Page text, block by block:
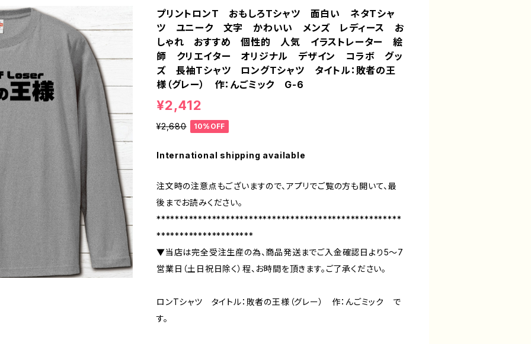
プリントロンT おもしろTシャツ 面白い ネタTシャ
ツ ユニーク 文字 かわいい メンズ レディース お
しゃれ おすすめ 個性的 人気 イラストレーター 絵
師 クリエイター オリジナル デザイン コラボ グッ
ズ 長袖Tシャツ ロングTシャツ タイトル：敗者の王
様（グレー） 作：んごミック G-6
¥2,412
¥2,680 10%OFF
International shipping available
注文時の注意点もございますので、アプリでご覧の方も開いて、最
後までお読みください。
*****************************************************
*********************
▼当店は完全受注生産の為、商品発送までご入金確認日より5〜7
営業日（土日祝日除く）程、お時間を頂きます。ご了承ください。
ロンTシャツ タイトル：敗者の王様（グレー） 作：んごミック で
す。